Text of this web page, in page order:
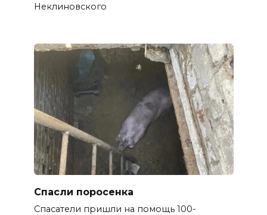
Неклиновского
Спасли поросенка
Спасатели пришли на помощь 100-